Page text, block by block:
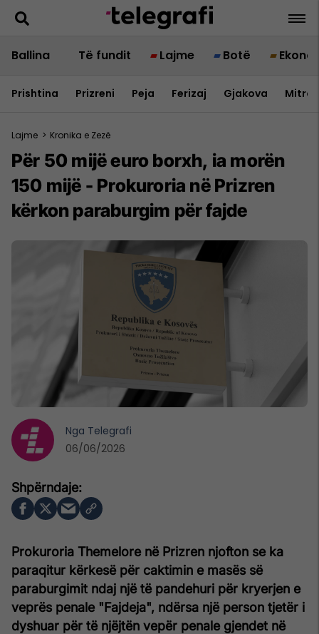
Ballina Të fundit Lajme Botë
Prishtina Prizreni Peja Ferizaj Gjakova
Lajme > Kronika e Zezë
Për 50 mijë euro borxh, ia morën
150 mijë - Prokuroria në Prizren
kërkon paraburgim për fajde
Prokuroria Themelore në Prizren njofton se ka
paraqitur kërkesë për caktimin e masës së
paraburgimit ndaj një të pandehuri për kryerjen e
veprës penale "Fajdeja", ndërsa një person tjetër i
dyshuar për të njëjtën vepër penale gjendet në
Nga Telegrafi
06/06/2026